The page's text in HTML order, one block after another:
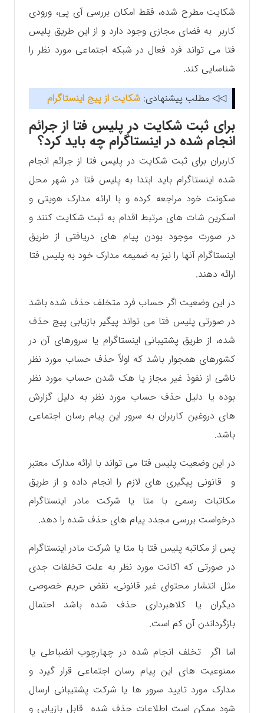
شکایت مطرح شده، فقط امکان بررسی آی پی، ورودی
کاربر به فضای مجازی وجود دارد و از این طریق پلیس
فتا می ‌تواند فرد فعال در شبکه اجتماعی مورد نظر را
شناسایی کند.
◁◁ مطلب پیشنهادی: شکایت از پیج اینستاگرام
برای ثبت شکایت در پلیس فتا از جرائم
انجام شده در اینستاگرام چه باید کرد؟
کاربران برای ثبت شکایت در پلیس فتا از جرائم انجام
شده اینستاگرام باید ابتدا به پلیس فتا در شهر محل
سکونت خود مراجعه کرده و با ارائه مدارک هویتی و
اسکرین شات های مرتبط اقدام به ثبت شکایت کنند و
در صورت موجود بودن پیام های دریافتی از طریق
اینستاگرام آنها را نیز به ضمیمه مدارک خود به پلیس فتا
ارائه دهند.
در این وضعیت اگر حساب فرد متخلف حذف شده باشد
در صورتی پلیس فتا می تواند پیگیر بازیابی پیج حذف
شده، از طریق پشتیبانی اینستاگرام یا سرورهای آن در
کشورهای همجوار باشد که اولاً حذف حساب مورد نظر
ناشی از نفوذ غیر مجاز یا هک شدن حساب مورد نظر
بوده یا دلیل حذف حساب مورد نظر به دلیل گزارش
های دروغین کاربران به سرور این پیام رسان اجتماعی
باشد.
در این وضعیت پلیس فتا می تواند با ارائه مدارک معتبر
و قانونی پیگیری های لازم را انجام داده و از طریق
مکاتبات رسمی با متا یا شرکت مادر اینستاگرام
درخواست بررسی مجدد پیام های حذف شده را دهد.
پس از مکاتبه پلیس فتا با متا یا شرکت مادر اینستاگرام
در صورتی که اکانت مورد نظر به علت تخلفات جدی
مثل انتشار محتوای غیر قانونی، نقض حریم خصوصی
دیگران یا کلاهبرداری حذف شده باشد احتمال
بازگرداندن آن کم است.
اما اگر تخلف انجام شده در چهارچوب انضباطی یا
ممنوعیت های این پیام رسان اجتماعی قرار گیرد و
مدارک مورد تایید سرور ها یا شرکت پشتیبانی ارسال
شود ممکن است اطلاعات حذف شده قابل بازیابی و